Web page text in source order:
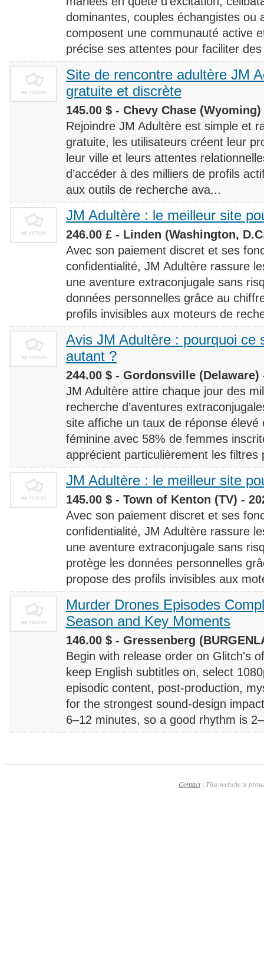
dominantes, couples échangistes ou
composent une communauté active
précise ses attentes pour faciliter
Site de rencontre adultère JM
gratuite et discrète
145.00 $ - Chevy Chase (Wyoming)
Rejoindre JM Adultère est simple et
gratuite, les utilisateurs créent leur
leur ville et leurs attentes
d’accéder à des milliers de profils
aux outils de recherche ava...
JM Adultère : le meilleur site
246.00 £ - Linden (Washington,
Avec son paiement discret et ses
confidentialité, JM Adultère rassure
une aventure extraconjugale sans
données personnelles grâce au
profils invisibles aux moteurs de
Avis JM Adultère : pourquoi ce
autant ?
244.00 $ - Gordonsville (Delaware)
JM Adultère attire chaque jour des
recherche d’aventures
site affiche un taux de réponse
féminine avec 58% de femmes
apprécient particulièrement les filtres
JM Adultère : le meilleur site
145.00 $ - Town of Kenton (TV) -
Avec son paiement discret et ses
confidentialité, JM Adultère rassure
une aventure extraconjugale sans
protège les données personnelles
propose des profils invisibles aux
Murder Drones Episodes
Season and Key Moments
146.00 $ - Gressenberg
Begin with release order on Glitch's
keep English subtitles on, select
episodic content, post-production,
for the strongest sound-design
6–12 minutes, so a good rhythm is
Contact| This website is